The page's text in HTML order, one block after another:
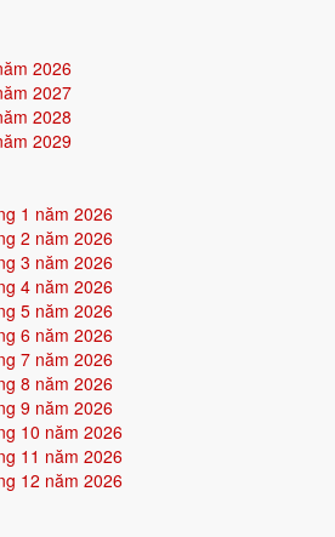
2026
2027
2028
2029
1 năm 2026
2 năm 2026
3 năm 2026
4 năm 2026
5 năm 2026
6 năm 2026
7 năm 2026
8 năm 2026
9 năm 2026
10 năm 2026
11 năm 2026
12 năm 2026
9 âm
âm
tốt cho khai trương. Tốt nhất: 9/10,
9 âm